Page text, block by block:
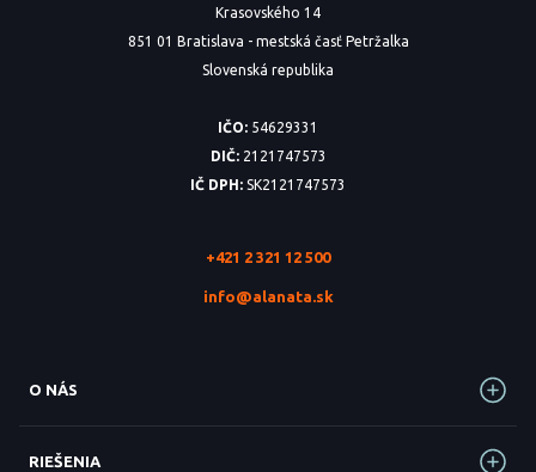
Krasovského 14
851 01 Bratislava - mestská časť Petržalka
Slovenská republika
IČO: 54629331
DIČ:2121747573
IČ DPH: SK2121747573
+421 2 321 12 500
info@alanata.sk
O NÁS
RIEŠENIA